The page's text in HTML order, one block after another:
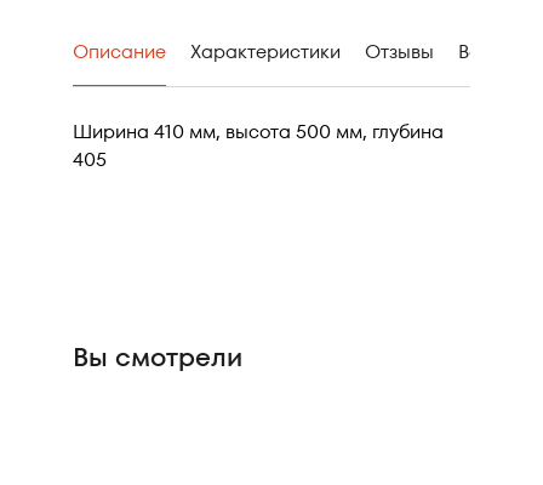
Описание Характеристики Отзывы Вопрос-
Ширина 410 мм, высота 500 мм, глубина
405
Вы смотрели